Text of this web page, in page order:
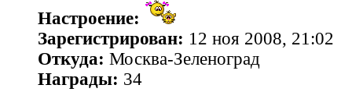
Настроение:
Зарегистрирован: 12 ноя 2008, 21:02
Откуда: Москва-Зеленоград
Награды: 34